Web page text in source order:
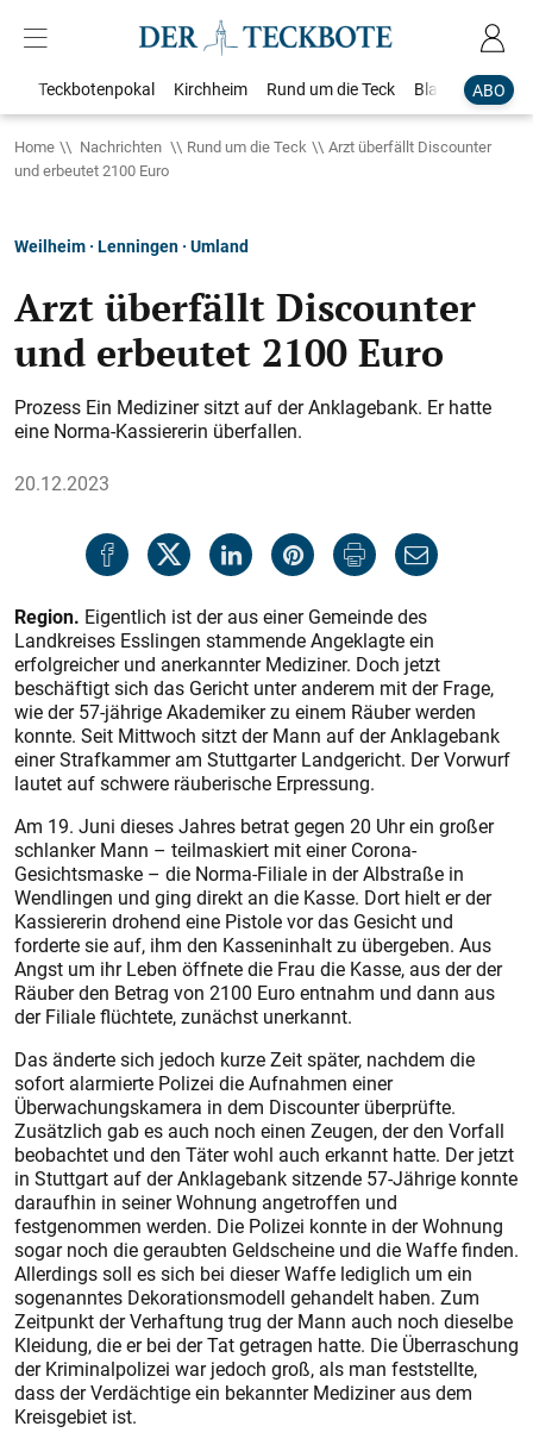
ABO
Teckbotenpokal Kirchheim Rund um die Teck Blaulicht
Home Nachrichten Rund um die Teck
Arzt überfällt Discounter
und erbeutet 2100 Euro
Weilheim · Lenningen · Umland
Arzt überfällt Discounter
und erbeutet 2100 Euro
Prozess Ein Mediziner sitzt auf der Anklagebank. Er hatte
eine Norma-Kassiererin überfallen.
20.12.2023
Region. Eigentlich ist der aus einer Gemeinde des
Landkreises Esslingen stammende Angeklagte ein
erfolgreicher und anerkannter Mediziner. Doch jetzt
beschäftigt sich das Gericht unter anderem mit der Frage,
wie der 57-jährige Akademiker zu einem Räuber werden
konnte. Seit Mittwoch sitzt der Mann auf der Anklagebank
einer Strafkammer am Stuttgarter Landgericht. Der Vorwurf
lautet auf schwere räuberische Erpressung.
Am 19. Juni dieses Jahres betrat gegen 20 Uhr ein großer
schlanker Mann – teilmaskiert mit einer Corona-
Gesichtsmaske – die Norma-Filiale in der Albstraße in
Wendlingen und ging direkt an die Kasse. Dort hielt er der
Kassiererin drohend eine Pistole vor das Gesicht und
forderte sie auf, ihm den Kasseninhalt zu übergeben. Aus
Angst um ihr Leben öffnete die Frau die Kasse, aus der der
Räuber den Betrag von 2100 Euro entnahm und dann aus
der Filiale flüchtete, zunächst unerkannt.
Das änderte sich jedoch kurze Zeit später, nachdem die
sofort alarmierte Polizei die Aufnahmen einer
Überwachungskamera in dem Discounter überprüfte.
Zusätzlich gab es auch noch einen Zeugen, der den Vorfall
beob­achtet und den Täter wohl auch erkannt hatte. Der jetzt
in Stuttgart auf der Anklagebank sitzende 57-Jährige konnte
daraufhin in seiner Wohnung angetroffen und
festgenommen werden. Die Polizei konnte in der Wohnung
sogar noch die geraubten Geldscheine und die Waffe finden.
Allerdings soll es sich bei dieser Waffe lediglich um ein
sogenanntes Dekorationsmodell gehandelt haben. Zum
Zeitpunkt der Verhaftung trug der Mann auch noch dieselbe
Kleidung, die er bei der Tat getragen hatte. Die Überraschung
der Kriminalpolizei war jedoch groß, als man feststellte,
dass der Verdächtige ein bekannter Mediziner aus dem
Kreisgebiet ist.